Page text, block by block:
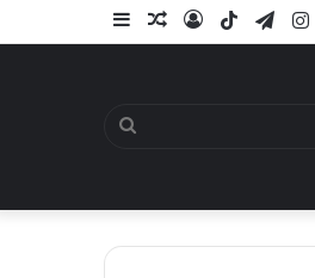
إضافةمقالتسجيل
‫TikTok تيلقرام
انستقرام
بحث